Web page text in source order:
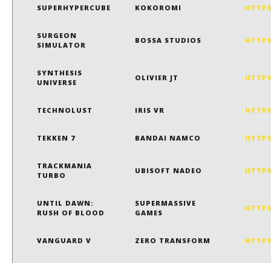
SUPERHYPERCUBE KOKOROMI
SURGEON
SIMULATOR
BOSSA STUDIOS
SYNTHESIS
UNIVERSE
OLIVIER JT
TECHNOLUST IRIS VR
TEKKEN 7 BANDAI NAMCO
TRACKMANIA
TURBO
UBISOFT NADEO
UNTIL DAWN:
RUSH OF BLOOD
SUPERMASSIVE
GAMES
VANGUARD V ZERO TRANSFORM